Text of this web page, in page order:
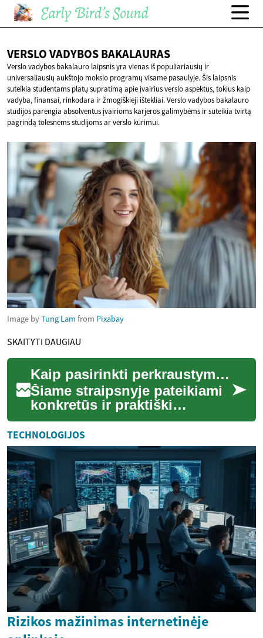
VERSLO VADYBOSBAKALAURAS
Verslo vadybos bakalauro laipsnis yra vienas iš populiariausių ir
universaliausių aukštojo mokslo programų visame pasaulyje. Šis laipsnis
suteikia studentams platų supratimą apie įvairius verslo aspektus, tokius kaip
vadyba, finansai, rinkodara ir žmogiškieji ištekliai. Verslo vadybos bakalauro
studijos parengia absolventus įvairioms karjeros galimybėms ir suteikia tvirtą
pagrindą tolesnėms studijoms ar verslo kūrimui.
Image byTung Lam from Pixabay
SKAITYTI DAUGIAU
Kaip pasirinkti perkraustymo paslaugų teikėją: praktiniai žingsniai
Šiame straipsnyje pateikiami
konkretūs ir praktiški
žingsniai, kurie padės
pasirinkti perkraustymo
paslaugų teikėją: ...
TECHNOLOGIJOS
Rizikos mažinimas internetinėje